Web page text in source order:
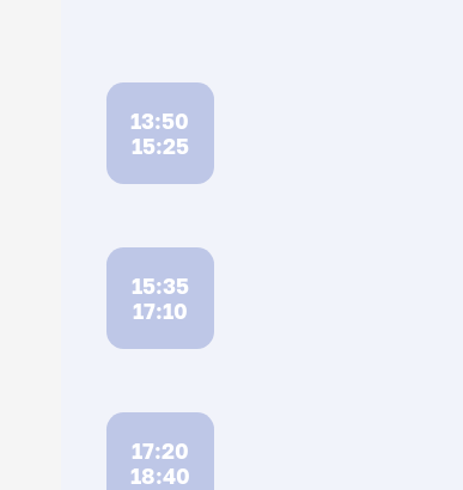
13:50
15:25
15:35
17:10
17:20
18:40